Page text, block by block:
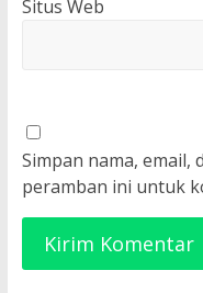
Situs Web
Simpan nama, email,
peramban ini untuk